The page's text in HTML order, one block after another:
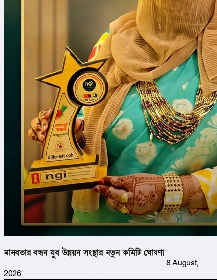
মানবতার বন্ধন যুব উন্নয়ন সংস্থার নতুন কমিটি ঘোষণা
8 August,
2026